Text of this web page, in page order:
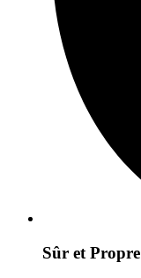
Sûr et Propre